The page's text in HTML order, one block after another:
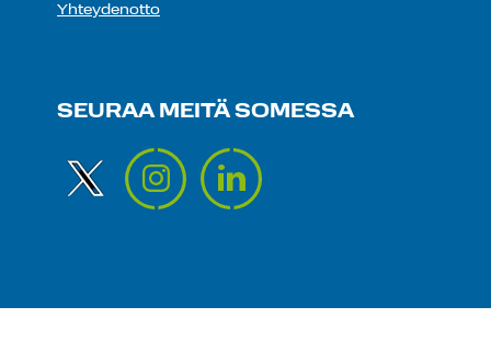
Yhteydenotto
SEURAA MEITÄ SOMESSA